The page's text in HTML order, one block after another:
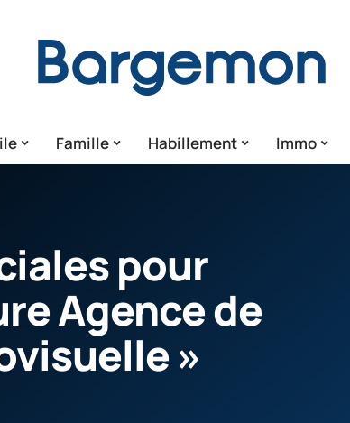
Famille Habillement Immo
pour
Agence de
»